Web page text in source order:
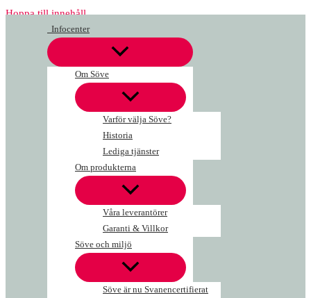
Hoppa till innehåll
Infocenter
Om Söve
Varför välja Söve?
Historia
Lediga tjänster
Om produkterna
Våra leverantörer
Garanti & Villkor
Söve och miljö
Söve är nu Svanencertifierat